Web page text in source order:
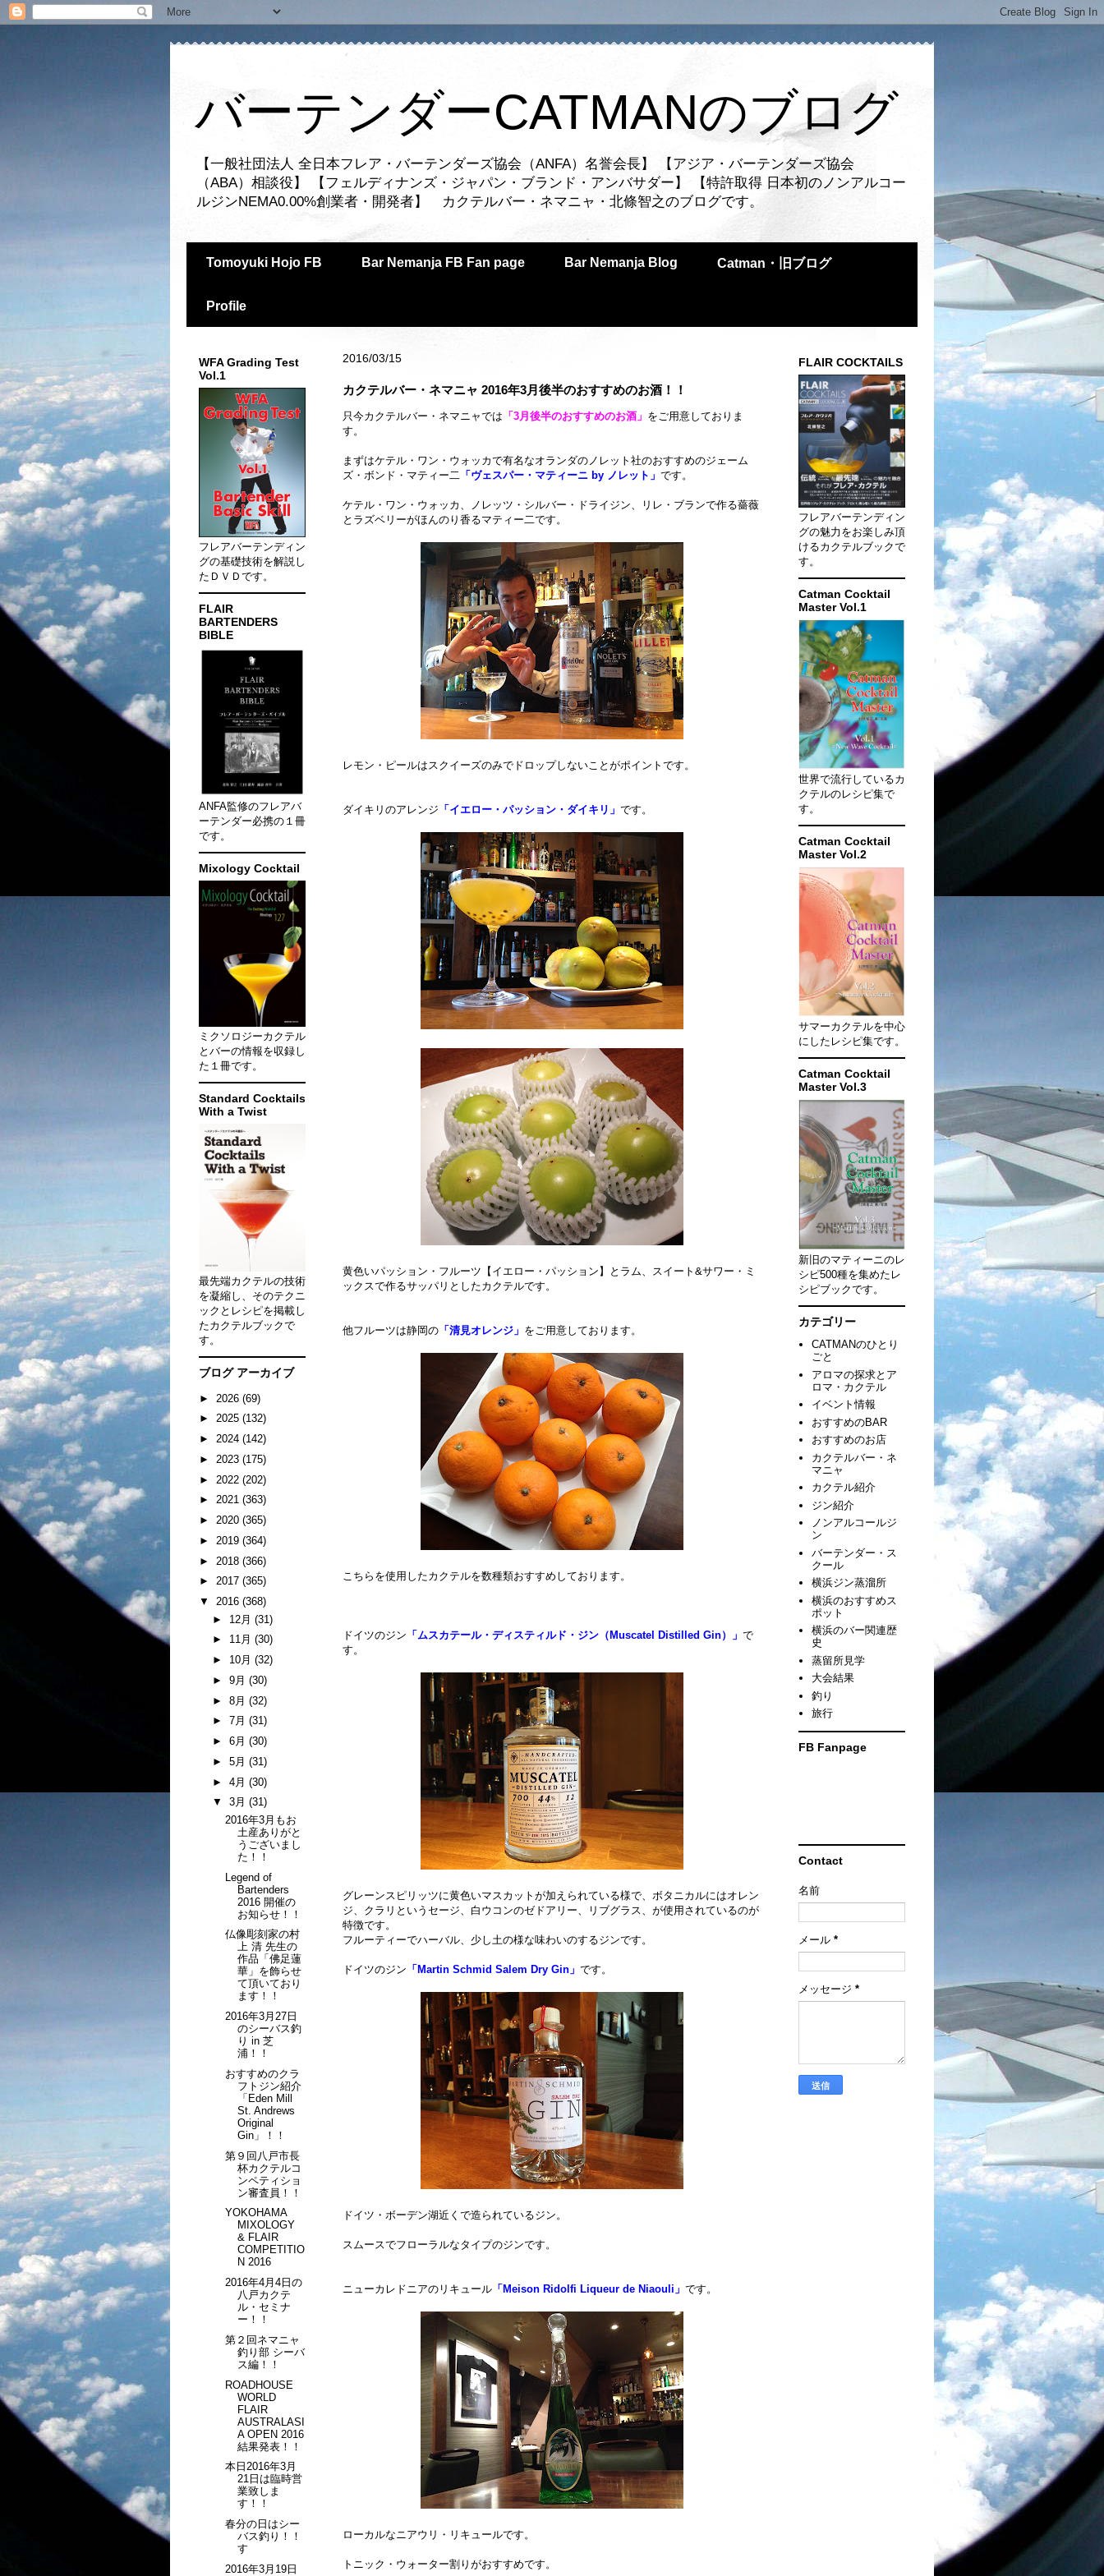
バーテンダーCATMANのブログ
【一般社団法人 全日本フレア・バーテンダーズ協会（ANFA）名誉会長】 【アジア・バーテンダーズ協会
（ABA）相談役】 【フェルディナンズ・ジャパン・ブランド・アンバサダー】 【特許取得 日本初のノンアルコー
ルジンNEMA0.00%創業者・開発者】 カクテルバー・ネマニャ・北條智之のブログです。
Tomoyuki Hojo FB Bar Nemanja FB Fan page Bar Nemanja Blog Catman・旧ブログ
Profile
2016/03/15
カクテルバー・ネマニャ 2016年3月後半のおすすめのお酒！！
只今カクテルバー・ネマニャでは 「3月後半のおすすめのお酒」 をご用意しておりま
す。
まずはケテル・ワン・ウォッカで有名なオランダのノレット社のおすすめのジェーム
ズ・ボンド・マティー二 「ヴェスパー・マティーニ by ノレット」 です。
ケテル・ワン・ウォッカ、ノレッツ・シルバー・ドライジン、リレ・ブランで作る薔薇
とラズベリーがほんのり香るマティー二です。
レモン・ピールはスクイーズのみでドロップしないことがポイントです。
ダイキリのアレンジ 「イエロー・パッション・ダイキリ」 です。
黄色いパッション・フルーツ【イエロー・パッション】とラム、スイート&サワー・ミ
ックスで作るサッパリとしたカクテルです。
他フルーツは静岡の 「清見オレンジ」 をご用意しております。
こちらを使用したカクテルを数種類おすすめしております。
ドイツのジン 「ムスカテール・ディスティルド・ジン（Muscatel Distilled Gin）」 で
す。
グレーンスピリッツに黄色いマスカットが加えられている様で、ボタニカルにはオレン
ジ、クラリというセージ、白ウコンのゼドアリー、リブグラス、が使用されているのが
特徴です。
フルーティーでハーバル、少し土の様な味わいのするジンです。
ドイツのジン 「Martin Schmid Salem Dry Gin」 です。
ドイツ・ボーデン湖近くで造られているジン。
スムースでフローラルなタイプのジンです。
ニューカレドニアのリキュール 「Meison Ridolfi Liqueur de Niaouli」 です。
ローカルなニアウリ・リキュールです。
トニック・ウォーター割りがおすすめです。
WFA Grading Test
Vol.1
フレアバーテンディン
グの基礎技術を解説し
たＤＶＤです。
FLAIR
BARTENDERS
BIBLE
ANFA監修のフレアバ
ーテンダー必携の１冊
です。
Mixology Cocktail
ミクソロジーカクテル
とバーの情報を収録し
た１冊です。
Standard Cocktails
With a Twist
最先端カクテルの技術
を凝縮し、そのテクニ
ックとレシピを掲載し
たカクテルブックで
す。
ブログ アーカイブ
► 2026 (69)
► 2025 (132)
► 2024 (142)
► 2023 (175)
► 2022 (202)
► 2021 (363)
► 2020 (365)
► 2019 (364)
► 2018 (366)
► 2017 (365)
▼ 2016 (368)
► 12月 (31)
► 11月 (30)
► 10月 (32)
► 9月 (30)
► 8月 (32)
► 7月 (31)
► 6月 (30)
► 5月 (31)
► 4月 (30)
▼ 3月 (31)
2016年3月もお
土産ありがと
うございまし
た！！
Legend of
Bartenders
2016 開催の
お知らせ！！
仏像彫刻家の村
上 清 先生の
作品「佛足蓮
華」を飾らせ
て頂いており
ます！！
2016年3月27日
のシーバス釣
り in 芝
浦！！
おすすめのクラ
フトジン紹介
「Eden Mill
St. Andrews
Original
Gin」！！
第９回八戸市長
杯カクテルコ
ンペティショ
ン審査員！！
YOKOHAMA
MIXOLOGY
& FLAIR
COMPETITIO
N 2016
2016年4月4日の
八戸カクテ
ル・セミナ
ー！！
第２回ネマニャ
釣り部 シーバ
ス編！！
ROADHOUSE
WORLD
FLAIR
AUSTRALASI
A OPEN 2016
結果発表！！
本日2016年3月
21日は臨時営
業致しま
す！！
春分の日はシー
バス釣り！！
す
2016年3月19日
FLAIR COCKTAILS
フレアバーテンディン
グの魅力をお楽しみ頂
けるカクテルブックで
す。
Catman Cocktail
Master Vol.1
世界で流行しているカ
クテルのレシピ集で
す。
Catman Cocktail
Master Vol.2
サマーカクテルを中心
にしたレシピ集です。
Catman Cocktail
Master Vol.3
新旧のマティーニのレ
シピ500種を集めたレ
シピブックです。
カテゴリー
CATMANのひとり
ごと
アロマの探求とア
ロマ・カクテル
イベント情報
おすすめのBAR
おすすめのお店
カクテルバー・ネ
マニャ
カクテル紹介
ジン紹介
ノンアルコールジ
ン
バーテンダー・ス
クール
横浜ジン蒸溜所
横浜のおすすめス
ポット
横浜のバー関連歴
史
蒸留所見学
大会結果
釣り
旅行
FB Fanpage
Contact
名前
メール *
メッセージ *